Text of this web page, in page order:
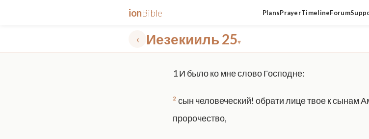
ionBible PlansPrayerTimelineForum
‹ Иезекииль 25▾
1И было ко мне слово Господне:
2 сын человеческий! обрати лице твое к сынам
пророчество,